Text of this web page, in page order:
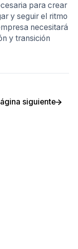
para crear
y seguir el ritmo
necesitará
y transición
siguiente